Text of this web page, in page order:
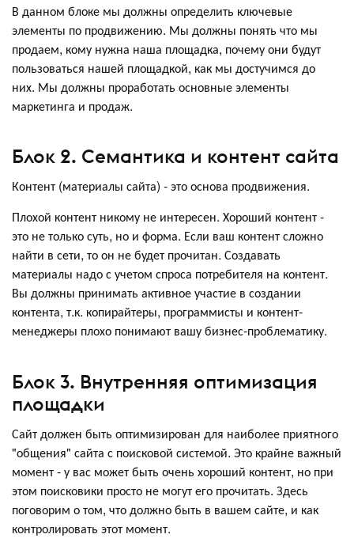
В данном блоке мы должны определить ключевые
элементы по продвижению. Мы должны понять что мы
продаем, кому нужна наша площадка, почему они будут
пользоваться нашей площадкой, как мы достучимся до
них. Мы должны проработать основные элементы
маркетинга и продаж.
Блок 2. Семантика и контент сайта
Контент (материалы сайта) - это основа продвижения.
Плохой контент никому не интересен. Хороший контент -
это не только суть, но и форма. Если ваш контент сложно
найти в сети, то он не будет прочитан. Создавать
материалы надо с учетом спроса потребителя на контент.
Вы должны принимать активное участие в создании
контента, т.к. копирайтеры, программисты и контент-
менеджеры плохо понимают вашу бизнес-проблематику.
Блок 3. Внутренняя оптимизация
площадки
Сайт должен быть оптимизирован для наиболее приятного
"общения" сайта с поисковой системой. Это крайне важный
момент - у вас может быть очень хороший контент, но при
этом поисковики просто не могут его прочитать. Здесь
поговорим о том, что должно быть в вашем сайте, и как
контролировать этот момент.